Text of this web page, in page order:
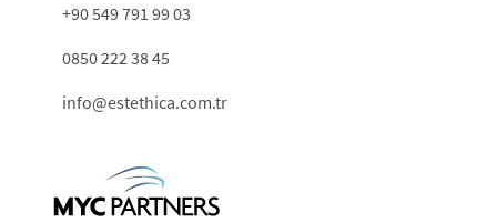
+90 549 791 99 03
0850 222 38 45
info@estethica.com.tr